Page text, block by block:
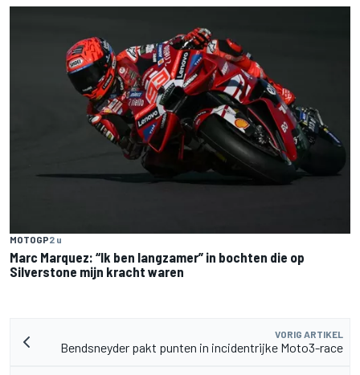
MOTOGP2 u
Marc Marquez: “Ik ben langzamer” in bochten die op
Silverstone mijn kracht waren
VORIG ARTIKEL
Bendsneyder pakt punten in incidentrijke Moto3-race